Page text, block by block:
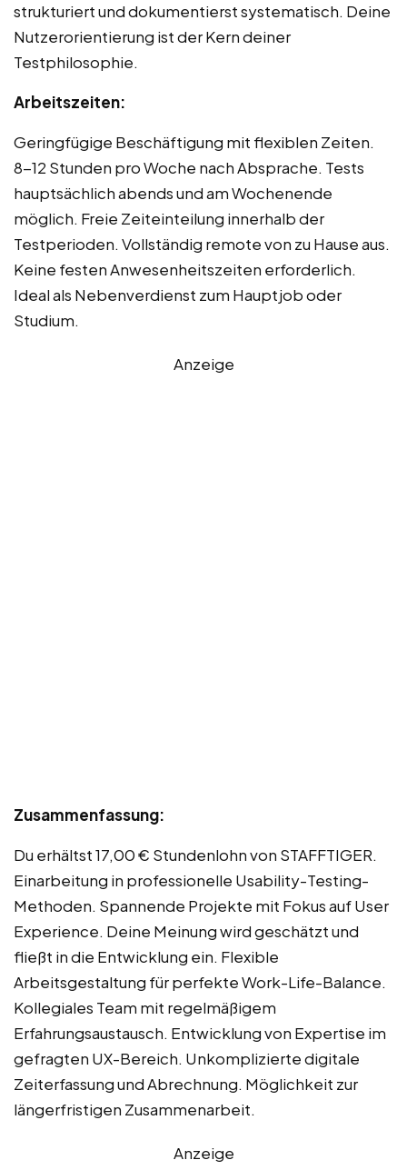
strukturiert und dokumentierst systematisch. Deine
Nutzerorientierung ist der Kern deiner
Testphilosophie.
Arbeitszeiten:
Geringfügige Beschäftigung mit flexiblen Zeiten.
8-12 Stunden pro Woche nach Absprache. Tests
hauptsächlich abends und am Wochenende
möglich. Freie Zeiteinteilung innerhalb der
Testperioden. Vollständig remote von zu Hause aus.
Keine festen Anwesenheitszeiten erforderlich.
Ideal als Nebenverdienst zum Hauptjob oder
Studium.
Anzeige
Zusammenfassung:
Du erhältst 17,00 € Stundenlohn von STAFFTIGER.
Einarbeitung in professionelle Usability-Testing-
Methoden. Spannende Projekte mit Fokus auf User
Experience. Deine Meinung wird geschätzt und
fließt in die Entwicklung ein. Flexible
Arbeitsgestaltung für perfekte Work-Life-Balance.
Kollegiales Team mit regelmäßigem
Erfahrungsaustausch. Entwicklung von Expertise im
gefragten UX-Bereich. Unkomplizierte digitale
Zeiterfassung und Abrechnung. Möglichkeit zur
längerfristigen Zusammenarbeit.
Anzeige